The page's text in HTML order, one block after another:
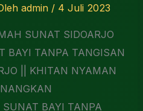
admin / 4 Juli 2023
SUNAT SIDOARJO
BAYI TANPA TANGISAN
|| KHITAN NYAMAN